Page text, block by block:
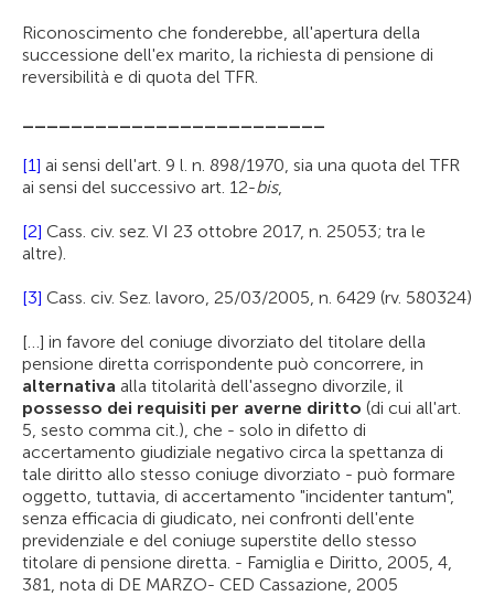
Riconoscimento che fonderebbe, all'apertura della
successione dell'ex marito, la richiesta di pensione di
reversibilità e di quota del TFR.
_________________________
[1] ai sensi dell'art. 9 l. n. 898/1970, sia una quota del TFR
ai sensi del successivo art. 12-bis,
[2] Cass. civ. sez. VI 23 ottobre 2017, n. 25053; tra le
altre).
[3] Cass. civ. Sez. lavoro, 25/03/2005, n. 6429 (rv. 580324)
[…] in favore del coniuge divorziato del titolare della
pensione diretta corrispondente può concorrere, in
alternativa alla titolarità dell'assegno divorzile, il
possesso dei requisiti per averne diritto (di cui all'art.
5, sesto comma cit.), che - solo in difetto di
accertamento giudiziale negativo circa la spettanza di
tale diritto allo stesso coniuge divorziato - può formare
oggetto, tuttavia, di accertamento "incidenter tantum",
senza efficacia di giudicato, nei confronti dell'ente
previdenziale e del coniuge superstite dello stesso
titolare di pensione diretta. - Famiglia e Diritto, 2005, 4,
381, nota di DE MARZO- CED Cassazione, 2005